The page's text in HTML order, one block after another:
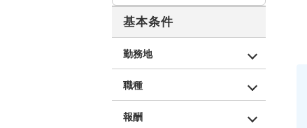
基本条件
勤務地
職種
報酬